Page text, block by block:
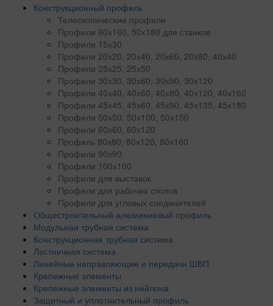
Конструкционный профиль
Телескопические профили
Профили 60х160, 50х180 для станков
Профили 15х30
Профили 20х20, 20х40, 20х60, 20x80, 40х40
Профили 25х25, 25х50
Профили 30х30, 30х60, 30х90, 30х120
Профили 40х40, 40х60, 40х80, 40х120, 40х160
Профили 45х45, 45х60, 45х90, 45х135, 45х180
Профили 50х50, 50х100, 50х150
Профили 60х60, 60х120
Профиль 80х80, 80х120, 80х160
Профили 90х90
Профили 100х100
Профили для выставок
Профили для рабочих столов
Профили для угловых соединителей
Общестроительный алюминиевый профиль
Модульная трубная система
Конструкционная трубная система
Лестничная система
Линейные направляющие и передачи ШВП
Крепежные элементы
Крепежные элементы из нейлона
Защитный и уплотнительный профиль